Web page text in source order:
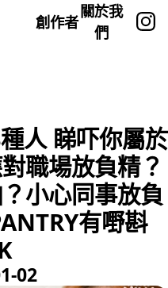
創作者
關於我
們
人 睇吓你屬於
職場放負精？
小心同事放負
有嘢斟
02